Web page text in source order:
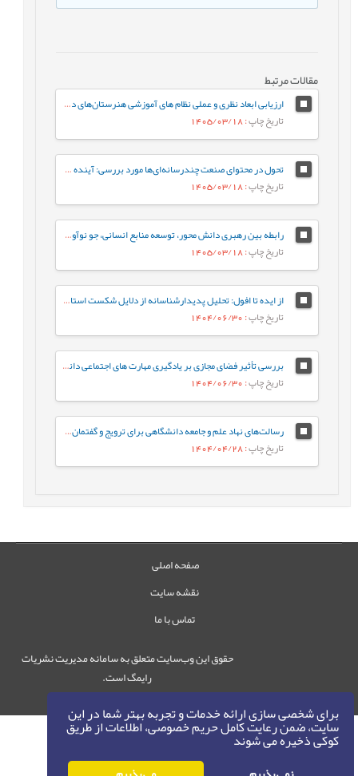
برای شخصی سازی ارائه خدمات و تجربه بهتر شما در این
سایت، ضمن رعایت کامل حریم خصوصی، اطلاعات از طریق
کوکی ذخیره می شوند
مقالات مرتبط
ارزیابی ابعاد نظری و عملی نظام های آموزشی هنرستان‌های دخترانه فنی و حرفه‌ای
تاریخ چاپ: 1405/03/18
تحول در محتوای صنعت چندرسانه‌ای‌ها مورد بررسی: آینده‌ ژانر برنامه‌های تلویزیون ایران در افق 1410
تاریخ چاپ: 1405/03/18
رابطه بین رهبری دانش محور، توسعه منابع انسانی، جو نوآوری و رفتار کاری خلاقانه با مزیت رقابتی پایدار با نقش میانجی نواوری سازمانی
تاریخ چاپ: 1405/03/18
از ایده تا افول: تحلیل پدیدارشناسانه از دلایل شکست استارت‌آپ‌های ایرانی
تاریخ چاپ: 1404/06/30
بررسی تأثیر فضای مجازی بر یادگیری مهارت های اجتماعی دانش آموزان از دیدگاه معلمان (مطالعه موردی: شهرستان هامون)
تاریخ چاپ: 1404/06/30
رسالت‌های نهاد علم و جامعه دانشگاهی برای ترویج و گفتمان‌سازی الگوی پیشرفت
تاریخ چاپ: 1404/04/28
صفحه اصلی
نقشه سایت
تماس با ما
حقوق این وب‌سایت متعلق به سامانه مدیریت نشریات
رایمگ است.
حق نشر 1405-1396